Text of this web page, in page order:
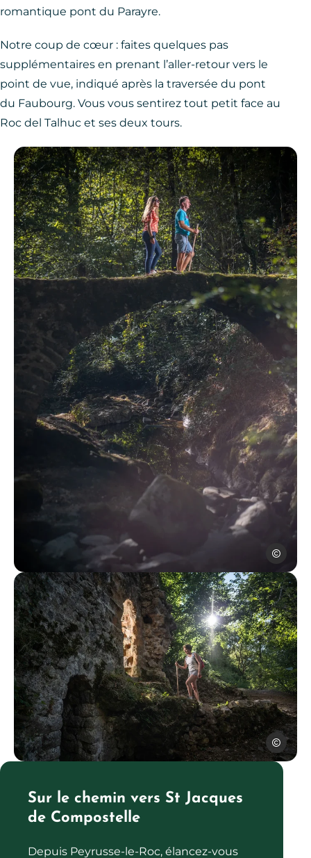
romantique pont du Parayre.
Notre coup de cœur : faites quelques pas
supplémentaires en prenant l’aller-retour vers le
point de vue, indiqué après la traversée du pont
du Faubourg. Vous vous sentirez tout petit face au
Roc del Talhuc et ses deux tours.
Peyrusse-le-Roc, © G. Alric – Aveyron Attractivité Tourisme
G. Alric –
Peyrusse-le-Roc, © G. Alric – Aveyron Attractivité Tourisme
G. Alric –
Sur le chemin vers St Jacques
de Compostelle
Depuis Peyrusse-le-Roc, élancez-vous